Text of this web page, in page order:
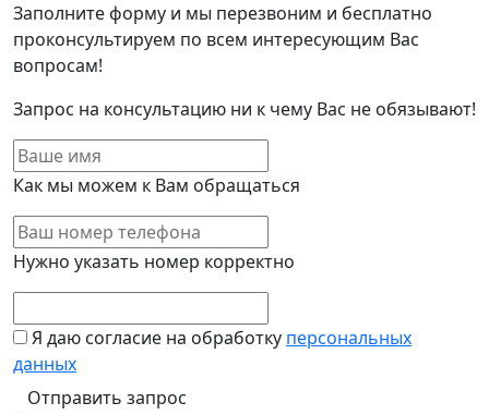
Заполните форму и мы перезвоним и бесплатно
проконсультируем по всем интересующим Вас
вопросам!
Запрос на консультацию ни к чему Вас не обязывают!
Как мы можем к Вам обращаться
Нужно указать номер корректно
Я даю согласие на обработку персональных
данных